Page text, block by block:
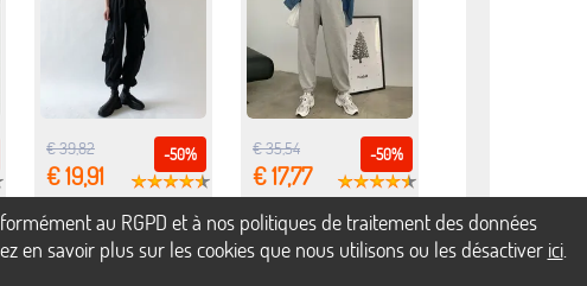
-50%
€ 39,82
€ 19,91
-50%
€ 35,54
€ 17,77
au RGPD et à nos politiques de traitement des données
en savoir plus sur les cookies que nous utilisons ou les désactiver ici.